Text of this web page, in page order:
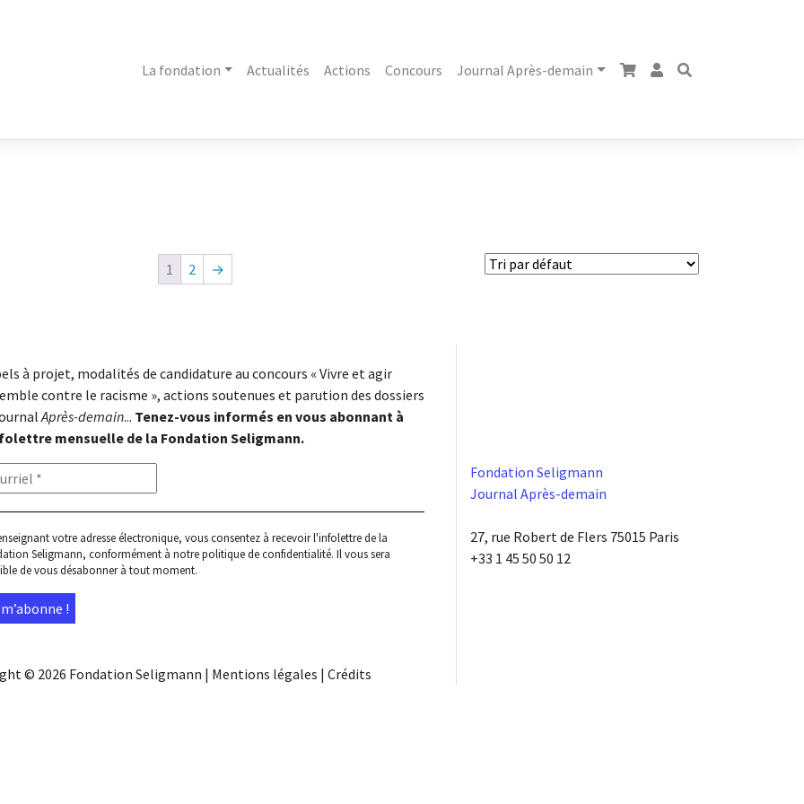
La fondation
Actualités Actions Concours Journal Après-demain
1 2 →
à projet, modalités de candidature au concours « Vivre et agir
contre le racisme », actions soutenues et parution des dossiers
Après-demain... Tenez-vous informés en vous abonnant à
mensuelle de la Fondation Seligmann.
votre adresse électronique, vous consentez à recevoir l'infolettre de la
Seligmann, conformément à notrepolitique de confidentialité. Il vous sera
de vous désabonner à tout moment.
© 2026 Fondation Seligmann | Mentions légales | Crédits
Fondation Seligmann
Journal Après-demain
27, rue Robert de Flers 75015 Paris
+33 1 45 50 50 12